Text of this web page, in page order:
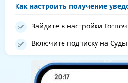
Как настроить получение
✅ Зайдите в настройки
✅ Включите подписку на Суды